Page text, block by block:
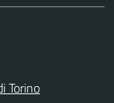
Torino